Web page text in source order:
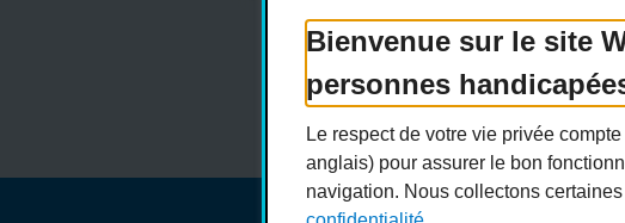
Bienvenue sur le site
personnes
Le respect de votre vie privée
anglais) pour assurer le bon
navigation. Nous collectons
Actualités Devenir